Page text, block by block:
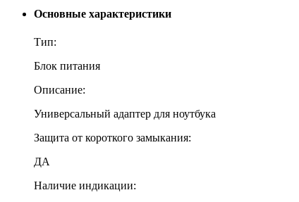
Основные характеристики
Тип:
Блок питания
Описание:
Универсальный адаптер для ноутбука
Защита от короткого замыкания:
ДА
Наличие индикации: